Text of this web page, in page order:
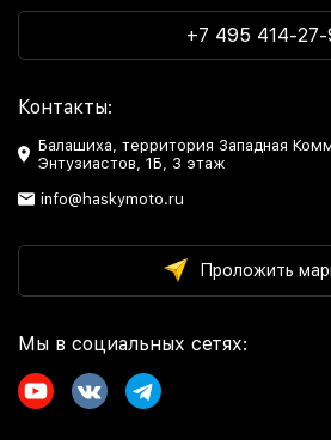
+7 495 414-27-
Контакты:
Балашиха, территория Западная
Энтузиастов, 1Б, 3 этаж
info@haskymoto.ru
Проложить
Мы в социальных сетях: